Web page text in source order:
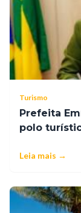
Turismo
Prefeita
polo
Leia mais →